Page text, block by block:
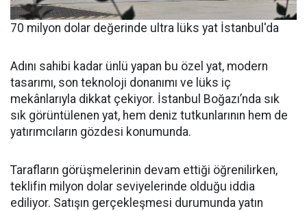
70 milyon dolar değerinde ultra lüks yat İstanbul'da
Adını sahibi kadar ünlü yapan bu özel yat, modern
tasarımı, son teknoloji donanımı ve lüks iç
mekânlarıyla dikkat çekiyor. İstanbul Boğazı’nda sık
sık görüntülenen yat, hem deniz tutkunlarının hem de
yatırımcıların gözdesi konumunda.
Tarafların görüşmelerinin devam ettiği öğrenilirken,
teklifin milyon dolar seviyelerinde olduğu iddia
ediliyor. Satışın gerçekleşmesi durumunda yatın